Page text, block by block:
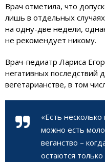
Врач отметила, что
лишь в отдельных
на одну-две недели,
не рекомендует никому.
Врач-педиатр Лариса
негативных последствий
вегетарианстве, в том
«Есть
можно есть
веганство –
остаются